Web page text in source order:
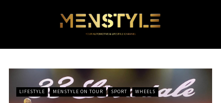
LIFESTYLE MENSTYLE ON TOUR SPORT WHEELS